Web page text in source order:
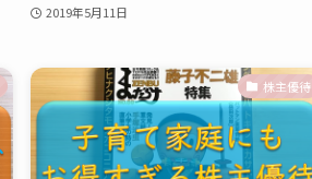
2019年5月11日
株主優待